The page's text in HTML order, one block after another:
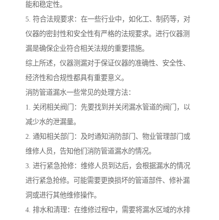
能和稳定性。
5. 符合法规要求：在一些行业中，如化工、制药等，对
仪器的密封性和安全性有严格的法规要求。进行仪器测
漏是确保企业符合相关法规的重要措施。
综上所述，仪器测漏对于保证仪器的准确性、安全性、
经济性和合规性都具有重要意义。
消防管道漏水一些常见的处理方法：
1. 关闭相关阀门：先要找到并关闭漏水管道的阀门，以
减少水的泄漏量。
2. 通知相关部门：及时通知消防部门、物业管理部门或
维修人员，告知他们消防管道漏水的情况。
3. 进行紧急抢修：维修人员到达后，会根据漏水的情况
进行紧急抢修。可能需要更换损坏的管道部件、修补漏
洞或进行其他维修操作。
4. 排水和清理：在维修过程中，需要将漏水区域的水排